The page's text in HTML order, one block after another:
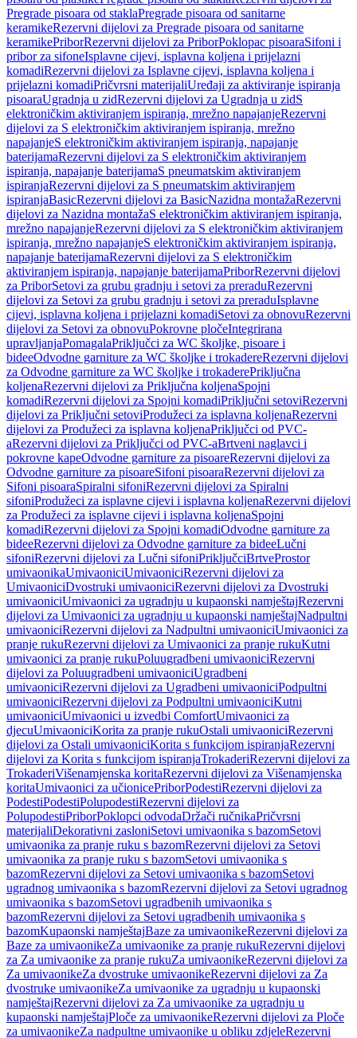
Pregrade pisoara od staklaPregrade pisoara od sanitarne
keramikeRezervni dijelovi za Pregrade pisoara od sanitarne
keramikePriborRezervni dijelovi za PriborPoklopac pisoaraSifoni i
pribor za sifoneIsplavne cijevi, isplavna koljena i prijelazni
komadiRezervni dijelovi za Isplavne cijevi, isplavna koljena i
prijelazni komadiPričvrsni materijaliUređaji za aktiviranje ispiranja
pisoaraUgradnja u zidRezervni dijelovi za Ugradnja u zidS
elektroničkim aktiviranjem ispiranja, mrežno napajanjeRezervni
dijelovi za S elektroničkim aktiviranjem ispiranja, mrežno
napajanjeS elektroničkim aktiviranjem ispiranja, napajanje
baterijamaRezervni dijelovi za S elektroničkim aktiviranjem
ispiranja, napajanje baterijamaS pneumatskim aktiviranjem
ispiranjaRezervni dijelovi za S pneumatskim aktiviranjem
ispiranjaBasicRezervni dijelovi za BasicNazidna montažaRezervni
dijelovi za Nazidna montažaS elektroničkim aktiviranjem ispiranja,
mrežno napajanjeRezervni dijelovi za S elektroničkim aktiviranjem
ispiranja, mrežno napajanjeS elektroničkim aktiviranjem ispiranja,
napajanje baterijamaRezervni dijelovi za S elektroničkim
aktiviranjem ispiranja, napajanje baterijamaPriborRezervni dijelovi
za PriborSetovi za grubu gradnju i setovi za preraduRezervni
dijelovi za Setovi za grubu gradnju i setovi za preraduIsplavne
cijevi, isplavna koljena i prijelazni komadiSetovi za obnovuRezervni
dijelovi za Setovi za obnovuPokrovne pločeIntegrirana
upravljanjaPomagalaPriključci za WC školjke, pisoare i
bideeOdvodne garniture za WC školjke i trokadereRezervni dijelovi
za Odvodne garniture za WC školjke i trokaderePriključna
koljenaRezervni dijelovi za Priključna koljenaSpojni
komadiRezervni dijelovi za Spojni komadiPriključni setoviRezervni
dijelovi za Priključni setoviProdužeci za isplavna koljenaRezervni
dijelovi za Produžeci za isplavna koljenaPriključci od PVC-
aRezervni dijelovi za Priključci od PVC-aBrtveni naglavci i
pokrovne kapeOdvodne garniture za pisoareRezervni dijelovi za
Odvodne garniture za pisoareSifoni pisoaraRezervni dijelovi za
Sifoni pisoaraSpiralni sifoniRezervni dijelovi za Spiralni
sifoniProdužeci za isplavne cijevi i isplavna koljenaRezervni dijelovi
za Produžeci za isplavne cijevi i isplavna koljenaSpojni
komadiRezervni dijelovi za Spojni komadiOdvodne garniture za
bideeRezervni dijelovi za Odvodne garniture za bideeLučni
sifoniRezervni dijelovi za Lučni sifoniPriključciBrtveProstor
umivaonikaUmivaoniciUmivaoniciRezervni dijelovi za
UmivaoniciDvostruki umivaoniciRezervni dijelovi za Dvostruki
umivaoniciUmivaonici za ugradnju u kupaonski namještajRezervni
dijelovi za Umivaonici za ugradnju u kupaonski namještajNadpultni
umivaoniciRezervni dijelovi za Nadpultni umivaoniciUmivaonici za
pranje rukuRezervni dijelovi za Umivaonici za pranje rukuKutni
umivaonici za pranje rukuPoluugradbeni umivaoniciRezervni
dijelovi za Poluugradbeni umivaoniciUgradbeni
umivaoniciRezervni dijelovi za Ugradbeni umivaoniciPodpultni
umivaoniciRezervni dijelovi za Podpultni umivaoniciKutni
umivaoniciUmivaonici u izvedbi ComfortUmivaonici za
djecuUmivaoniciKorita za pranje rukuOstali umivaoniciRezervni
dijelovi za Ostali umivaoniciKorita s funkcijom ispiranjaRezervni
dijelovi za Korita s funkcijom ispiranjaTrokaderiRezervni dijelovi za
TrokaderiVišenamjenska koritaRezervni dijelovi za Višenamjenska
koritaUmivaonici za učionicePriborPodestiRezervni dijelovi za
PodestiPodestiPolupodestiRezervni dijelovi za
PolupodestiPriborPoklopci odvodaDržači ručnikaPričvrsni
materijaliDekorativni zasloniSetovi umivaonika s bazomSetovi
umivaonika za pranje ruku s bazomRezervni dijelovi za Setovi
umivaonika za pranje ruku s bazomSetovi umivaonika s
bazomRezervni dijelovi za Setovi umivaonika s bazomSetovi
ugradnog umivaonika s bazomRezervni dijelovi za Setovi ugradnog
umivaonika s bazomSetovi ugradbenih umivaonika s
bazomRezervni dijelovi za Setovi ugradbenih umivaonika s
bazomKupaonski namještajBaze za umivaonikeRezervni dijelovi za
Baze za umivaonikeZa umivaonike za pranje rukuRezervni dijelovi
za Za umivaonike za pranje rukuZa umivaonikeRezervni dijelovi za
Za umivaonikeZa dvostruke umivaonikeRezervni dijelovi za Za
dvostruke umivaonikeZa umivaonike za ugradnju u kupaonski
namještajRezervni dijelovi za Za umivaonike za ugradnju u
kupaonski namještajPloče za umivaonikeRezervni dijelovi za Ploče
za umivaonikeZa nadpultne umivaonike u obliku zdjeleRezervni